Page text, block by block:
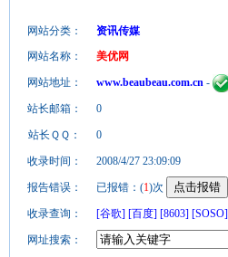
网站分类：
资讯传媒
网站名称：
美优网
网站地址： www.beaubeau.com.cn -
站长邮箱： 0
站长ＱＱ： 0
收录时间： 2008/4/27 23:09:09
报告错误： 已报错：(1)次
收录查询： [谷歌] [百度] [8603] [SOSO]
网址搜索：